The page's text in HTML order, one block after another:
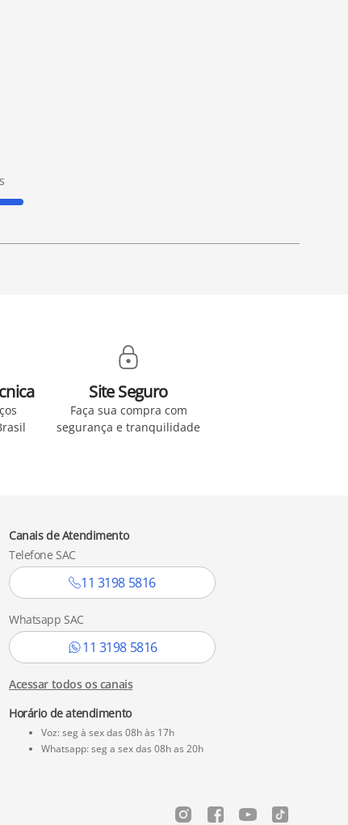
Site Seguro
Faça sua compra com
segurança e tranquilidade
Canais de Atendimento
Telefone SAC
11 3198 5816
Whatsapp SAC
11 3198 5816
Acessar todos os canais
Horário de atendimento
Voz: seg à sex das 08h às 17h
Whatsapp: seg a sex das 08h as 20h